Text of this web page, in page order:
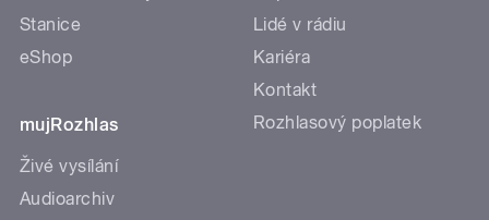
Stanice
eShop
mujRozhlas
Živé vysílání
Audioarchiv
Lidé v rádiu
Kariéra
Kontakt
Rozhlasový poplatek